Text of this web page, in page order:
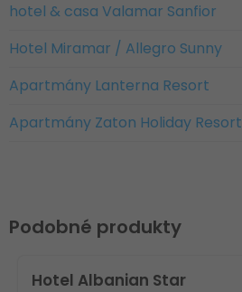
hotel & casa Valamar Sanfior
Hotel Miramar / Allegro Sunny
Apartmány Lanterna Resort
Apartmány Zaton Holiday
Podobné produkty
Hotel Albanian Star